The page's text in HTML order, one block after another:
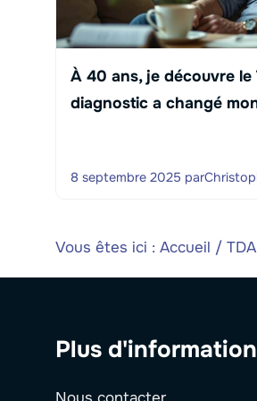
À 40 ans, je découvre le
diagnostic a changé
8 septembre 2025 par
Vous êtes ici : Accueil /
Plus